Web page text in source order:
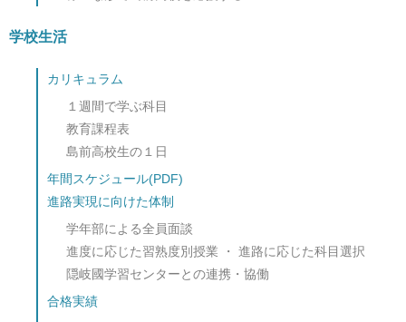
学校生活
カリキュラム
１週間で学ぶ科目
教育課程表
島前高校生の１日
年間スケジュール(PDF)
進路実現に向けた体制
学年部による全員面談
進度に応じた習熟度別授業 ・ 進路に応じた科目選択
隠岐國学習センターとの連携・協働
合格実績